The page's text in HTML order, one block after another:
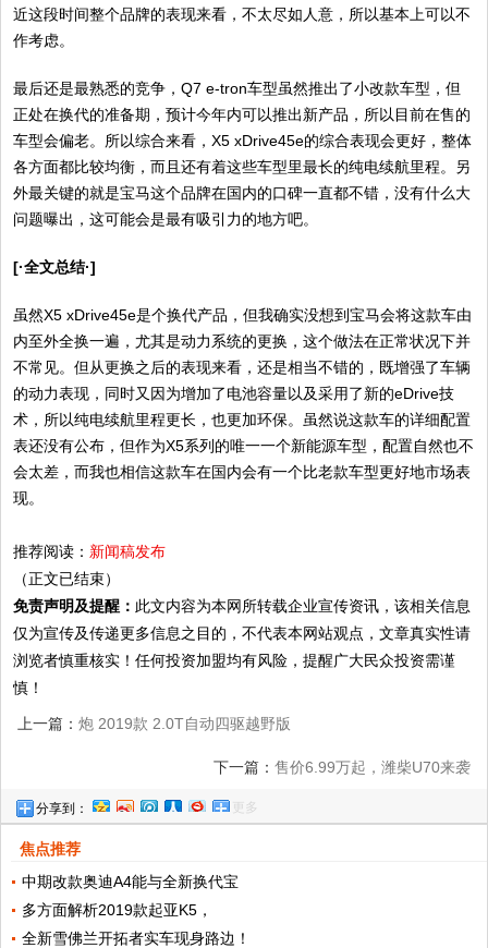
近这段时间整个品牌的表现来看，不太尽如人意，所以基本上可以不
作考虑。
最后还是最熟悉的竞争，Q7 e-tron车型虽然推出了小改款车型，但
正处在换代的准备期，预计今年内可以推出新产品，所以目前在售的
车型会偏老。所以综合来看，X5 xDrive45e的综合表现会更好，整体
各方面都比较均衡，而且还有着这些车型里最长的纯电续航里程。另
外最关键的就是宝马这个品牌在国内的口碑一直都不错，没有什么大
问题曝出，这可能会是最有吸引力的地方吧。
[·全文总结·]
虽然X5 xDrive45e是个换代产品，但我确实没想到宝马会将这款车由
内至外全换一遍，尤其是动力系统的更换，这个做法在正常状况下并
不常见。但从更换之后的表现来看，还是相当不错的，既增强了车辆
的动力表现，同时又因为增加了电池容量以及采用了新的eDrive技
术，所以纯电续航里程更长，也更加环保。虽然说这款车的详细配置
表还没有公布，但作为X5系列的唯一一个新能源车型，配置自然也不
会太差，而我也相信这款车在国内会有一个比老款车型更好地市场表
现。
推荐阅读： 新闻稿发布
（正文已结束）
免责声明及提醒： 此文内容为本网所转载企业宣传资讯，该相关信息
仅为宣传及传递更多信息之目的，不代表本网站观点，文章真实性请
浏览者慎重核实！任何投资加盟均有风险，提醒广大民众投资需谨
慎！
上一篇： 炮 2019款 2.0T自动四驱越野版
下一篇： 售价6.99万起，潍柴U70来袭
分享到： 更多
焦点推荐
中期改款奥迪A4能与全新换代宝
多方面解析2019款起亚K5，
全新雪佛兰开拓者实车现身路边！